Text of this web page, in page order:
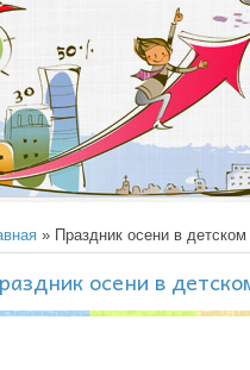
» Праздник осени в
осени в